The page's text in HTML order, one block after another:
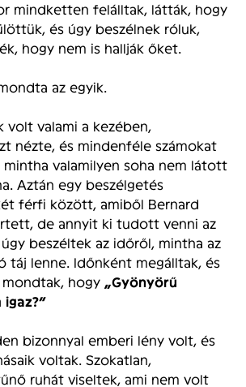
mindketten felálltak, látták, hogy
és úgy beszélnek róluk,
hogy nem is hallják őket.
az egyik.
volt valami a kezében,
nézte, és mindenféle számokat
valamilyen soha nem látott
Aztán egy beszélgetés
férfi között, amiből Bernard
de annyit ki tudott venni az
beszéltek az időről, mintha az
táj lenne. Időnként megálltak, és
hogy „Gyönyörű
bizonnyal emberi lény volt, és
voltak. Szokatlan,
ruhát viseltek, ami nem volt